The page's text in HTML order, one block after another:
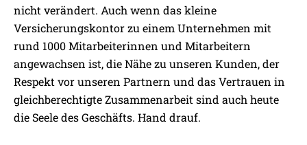
nicht verändert. Auch wenn das kleine
Versicherungskontor zu einem Unternehmen mit
rund 1000 Mitarbeiterinnen und Mitarbeitern
angewachsen ist, die Nähe zu unseren Kunden, der
Respekt vor unseren Partnern und das Vertrauen in
gleichberechtigte Zusammenarbeit sind auch heute
die Seele des Geschäfts. Hand drauf.